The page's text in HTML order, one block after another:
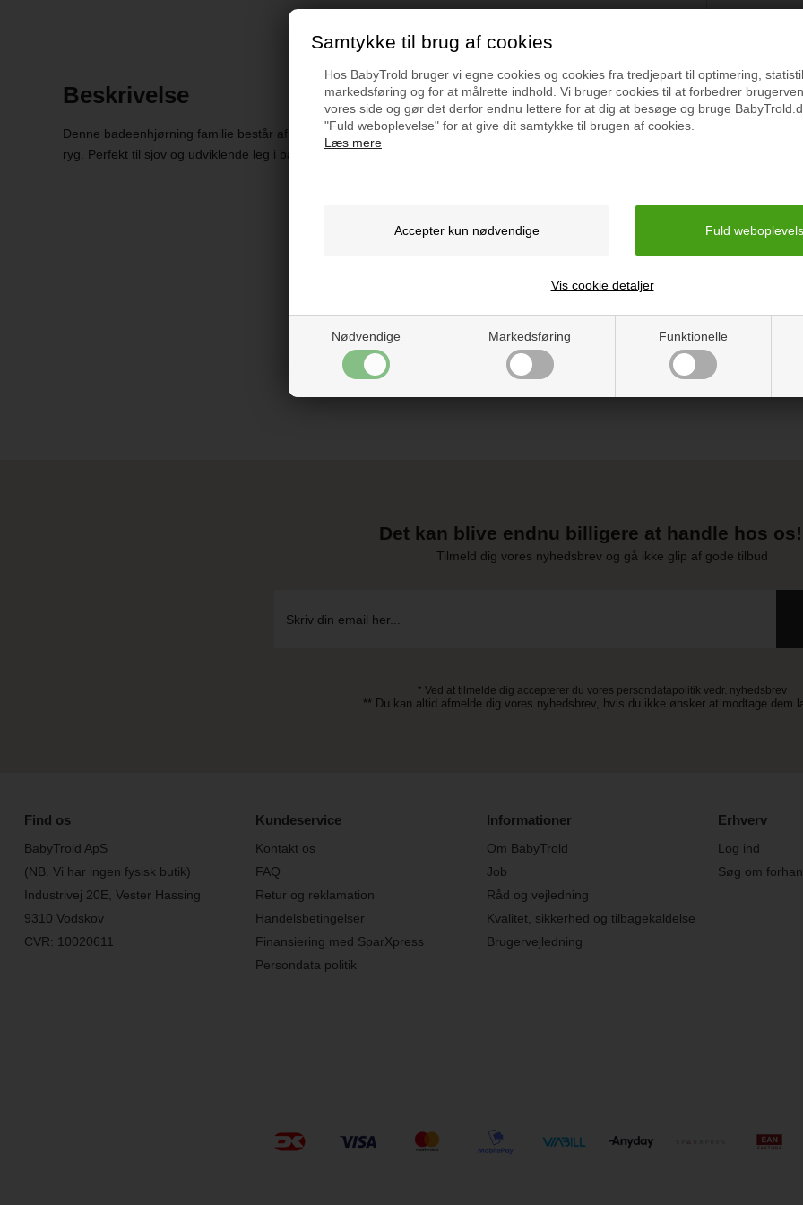
Samtykke til brug af cookies
Hos BabyTrold bruger vi egne cookies og cookies fra tredjepart til optimering,
markedsføring og for at målrette indhold. Vi bruger cookies til at forbedrer
vores side og gør det derfor endnu lettere for at dig at besøge og bruge
"Fuld weboplevelse" for at give dit samtykke til brugen af cookies.
Læs mere
Nødvendige Markedsføring Funktionelle
Vis cookie detaljer
Beskrivelse
Denne badeenhjørning familie består af en mor og to søde føl, som kan sejle på morens
ryg. Perfekt til sjov og udviklende leg i badet for børn fra 12 måneder.
Anbefalet alder:12m+
Vejledning
Det kan blive endnu billigere at handle hos
Tilmeld dig vores nyhedsbrev og gå ikke glip af gode tilbud
* Ved at tilmelde dig accepterer du vores persondatapolitik vedr. nyhedsbrev
** Du kan altid afmelde dig vores nyhedsbrev, hvis du ikke ønsker at modtage dem
Find os
BabyTrold ApS
(NB. Vi har ingen fysisk butik)
Industrivej 20E, Vester Hassing
9310 Vodskov
CVR: 10020611
Kundeservice
Kontakt os
FAQ
Retur og reklamation
Handelsbetingelser
Finansiering med SparXpress
Persondata politik
Informationer
Om BabyTrold
Job
Råd og vejledning
Kvalitet, sikkerhed og tilbagekaldelse
Brugervejledning
Erhverv
Log ind
Søg om